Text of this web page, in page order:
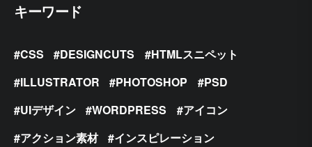
キーワード
CSS DESIGNCUTS
HTMLスニペット
ILLUSTRATOR
PHOTOSHOP
PSD
UIデザイン
WORDPRESS
アイコン
アクション素材
インスピレーション